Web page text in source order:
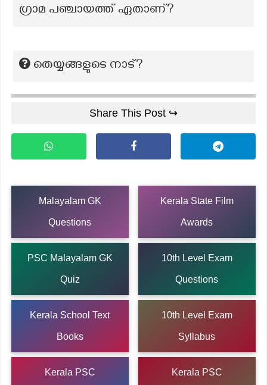
ഗ്രാമ പഞ്ചായത്ത് ഏതാണ്?
തെയ്യങ്ങളുടെ നാട്?
Share This Post ↪
Malayalam GK
Questions
Kerala State Film
Awards
PSC Malayalam GK
Quiz
10th Level Exam
Questions
Kerala School Text
Books
10th Level Exam
Syllabus
Kerala PSC Kerala PSC